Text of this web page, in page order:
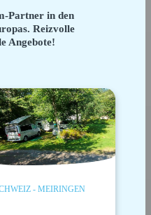
Partner in den
Reizvolle
Angebote!
- MEIRINGEN